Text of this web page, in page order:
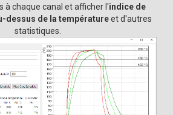
à chaque canal et afficher l'indice de
dessus de la températureet d'autres
statistiques.